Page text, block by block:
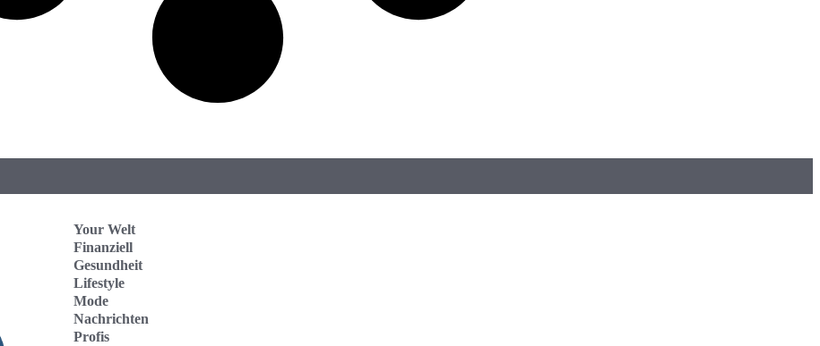
Your Welt
Finanziell
Gesundheit
Lifestyle
Mode
Nachrichten
Profis